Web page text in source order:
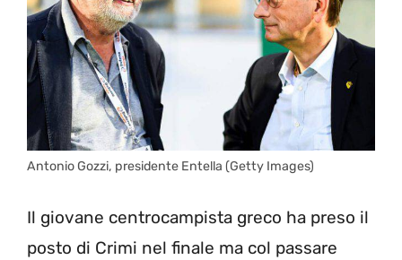
Antonio Gozzi, presidente Entella (Getty Images)
Il giovane centrocampista greco ha preso il
posto di Crimi nel finale ma col passare